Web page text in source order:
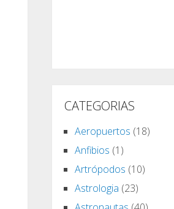
CATEGORIAS
Aeropuertos (18)
Anfibios (1)
Artrópodos (10)
Astrologia (23)